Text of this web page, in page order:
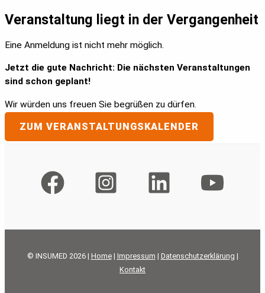
Veranstaltung liegt in der Vergangenheit
Eine Anmeldung ist nicht mehr möglich.
Jetzt die gute Nachricht: Die nächsten Veranstaltungen
sind schon geplant!
Wir würden uns freuen Sie begrüßen zu dürfen.
ZUM VERANSTALTUNGSKALENDER
© INSUMED 2026 | Home| Impressum | Datenschutzerklärung |
Kontakt